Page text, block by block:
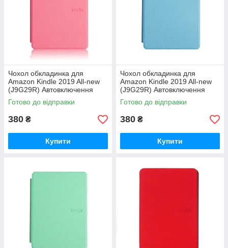
Чохол обкладинка для
Amazon Kindle 2019 All-new
(J9G29R) Автовключення
Готово до відправки
380 ₴
Купити
Чохол обкладинка для
Amazon Kindle 2019 All-new
(J9G29R) Автовключення
Готово до відправки
380 ₴
Купити